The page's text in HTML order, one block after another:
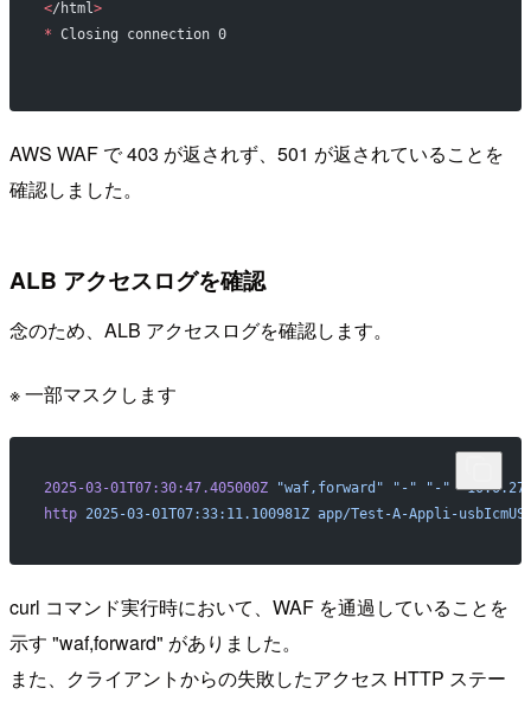
</html>
* Closing connection 0
AWS WAF で 403 が返されず、501 が返されていることを
確認しました。
ALB アクセスログを確認
念のため、ALB アクセスログを確認します。
※ 一部マスクします
2025-03-01T07:30:47.405000Z "waf,forward" "-" "-"
http 2025-03-01T07:33:11.100981Z app/Test-A-Appli-
curl コマンド実行時において、WAF を通過していることを
示す "waf,forward" がありました。
また、クライアントからの失敗したアクセス HTTP ステー